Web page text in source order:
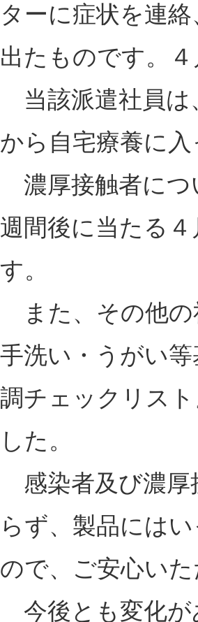
ターに症状を連
出たものです。
当該派遣社員は
から自宅療養に
濃厚接触者につ
週間後に当たる
す。
また、その他の
手洗い・うがい
調チェックリス
した。
感染者及び濃厚
らず、製品には
ので、ご安心い
今後とも変化が